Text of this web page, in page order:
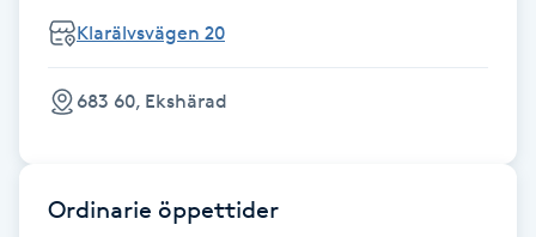
Fransförlängning Megavolym
Fransk manikyr
Klarälvsvägen 20
683 60, Ekshärad
Ordinarie öppettider